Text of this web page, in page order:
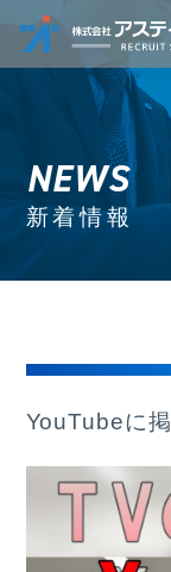
NEWS
新着情報
YouTubeに